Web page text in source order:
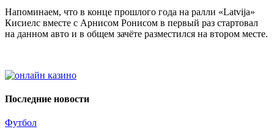
Напоминаем, что в конце прошлого года на ралли «Latvija»
Кисиелс вместе с Арнисом Ронисом в первый раз стартовал
на данном авто и в общем зачёте разместился на втором месте.
Последние новости
Футбол